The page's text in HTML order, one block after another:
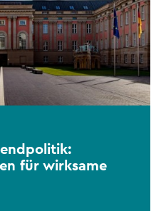
für wirksame